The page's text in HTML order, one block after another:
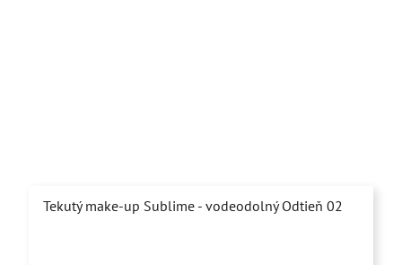
Tekutý make-up Sublime - vodeodolný Odtieň 02